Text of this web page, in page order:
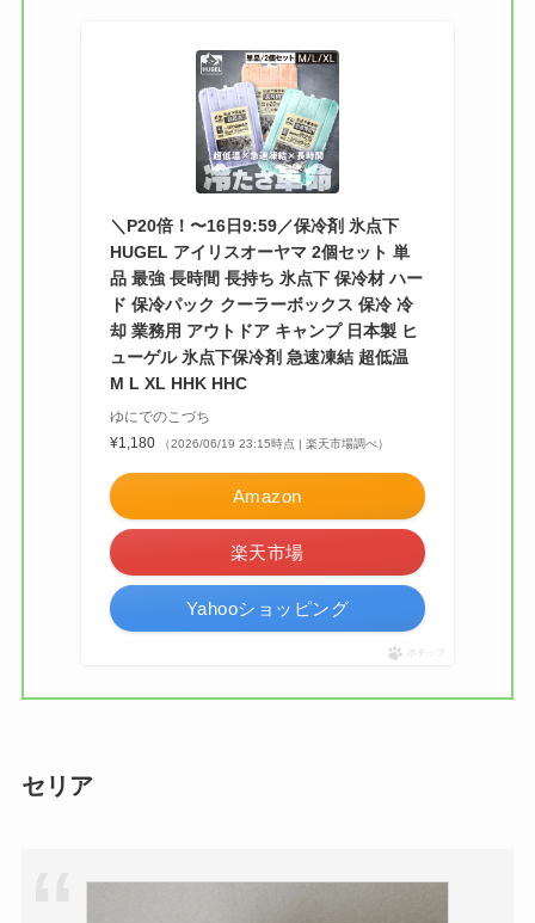
＼P20倍！〜16日9:59／保冷剤 氷点下
HUGEL アイリスオーヤマ 2個セット 単
品 最強 長時間 長持ち 氷点下 保冷材 ハー
ド 保冷パック クーラーボックス 保冷 冷
却 業務用 アウトドア キャンプ 日本製 ヒ
ューゲル 氷点下保冷剤 急速凍結 超低温
M L XL HHK HHC
ゆにでのこづち
¥1,180
（2026/06/19 23:15時点 | 楽天市場調べ）
Amazon
楽天市場
Yahooショッピング
ポチップ
セリア